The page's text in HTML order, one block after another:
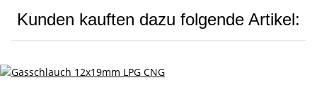
Kunden kauften dazu folgende Artikel: